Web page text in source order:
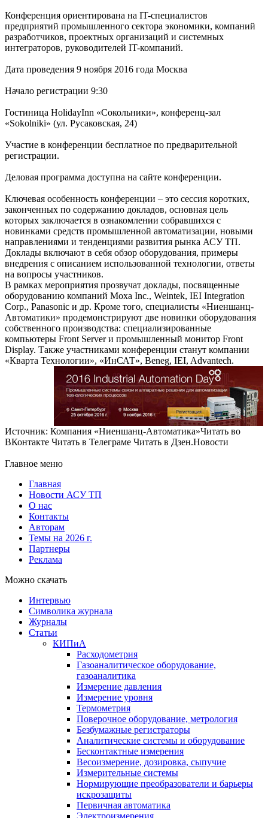
Конференция ориентирована на IT-специалистов
предприятий промышленного сектора экономики, компаний
разработчиков, проектных организаций и системных
интеграторов, руководителей IT-компаний.
Дата проведения 9 ноября 2016 года Москва
Начало регистрации 9:30
Гостиница HolidayInn «Сокольники», конференц-зал
«Sokolniki» (ул. Русаковская, 24)
Участие в конференции бесплатное по предварительной
регистрации.
Деловая программа доступна на сайте конференции.
Ключевая особенность конференции – это сессия коротких,
законченных по содержанию докладов, основная цель
которых заключается в ознакомлении собравшихся с
новинками средств промышленной автоматизации, новыми
направлениями и тенденциями развития рынка АСУ ТП.
Доклады включают в себя обзор оборудования, примеры
внедрения с описанием использованной технологии, ответы
на вопросы участников.
В рамках мероприятия прозвучат доклады, посвященные
оборудованию компаний Moxa Inc., Weintek, IEI Integration
Corp., Panasonic и др. Кроме того, специалисты «Ниеншанц-
Автоматики» продемонстрируют две новинки оборудования
собственного производства: специализированные
компьютеры Front Server и промышленный монитор Front
Display. Также участниками конференции станут компании
«Кварта Технологии», «ИнСАТ», Beneg, IEI, Advantech.
Источник: Компания «Ниеншанц-Автоматика»Читать во
ВКонтакте Читать в Телеграме Читать в Дзен.Новости
Главное меню
Главная
Новости АСУ ТП
О нас
Контакты
Авторам
Темы на 2026 г.
Партнеры
Реклама
Можно скачать
Интервью
Символика журнала
Журналы
Статьи
КИПиА
Расходометрия
Газоаналитическое оборудование,
газоаналитика
Измерение давления
Измерение уровня
Термометрия
Поверочное оборудование, метрология
Безбумажные регистраторы
Аналитические системы и оборудование
Бесконтактные измерения
Весоизмерение, дозировка, сыпучие
Измерительные системы
Нормирующие преобразователи и барьеры
искрозащиты
Первичная автоматика